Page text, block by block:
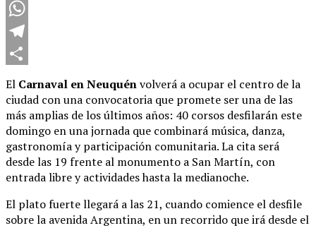
Twitter
WhatsApp
Telegram
El Carnaval en Neuquénvolverá a ocupar el centro de la
ciudad con una convocatoria que promete ser una de las
más amplias de los últimos años: 40 corsos desfilarán este
domingo en una jornada que combinará música, danza,
gastronomía y participación comunitaria. La cita será
desde las 19 frente al monumento a San Martín, con
entrada libre y actividades hasta la medianoche.
El plato fuerte llegará a las 21, cuando comience el desfile
sobre la avenida Argentina, en un recorrido que irá desde el